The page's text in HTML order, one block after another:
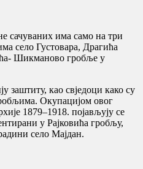
сачуваних има само на три
село Густовара, Драгића
Шикманово гробље у
заштиту, као свједоци како су
Окупацијом овог
1879–1918. појављују се
у Рајковића гробљу,
село Мајдан.